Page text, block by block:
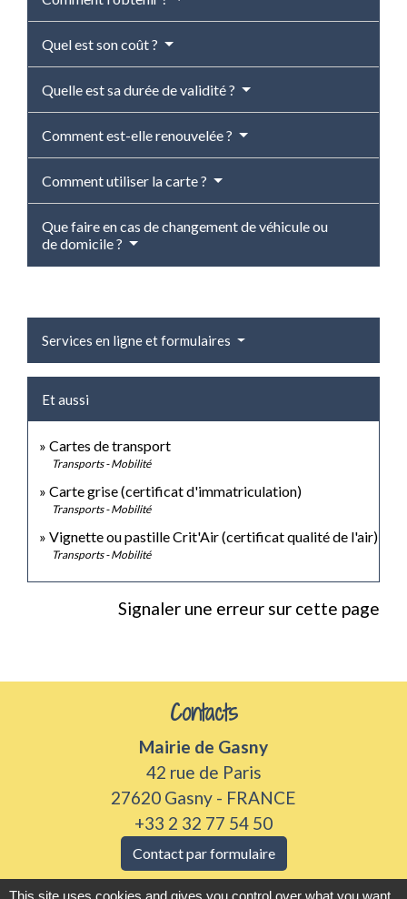
Quel est son coût ?
Quelle est sa durée de validité ?
Comment est-elle renouvelée ?
Comment utiliser la carte ?
Que faire en cas de changement de véhicule ou
de domicile ?
Services en ligne et formulaires
Et aussi
Cartes de transport
Transports - Mobilité
Carte grise (certificat d'immatriculation)
Transports - Mobilité
Vignette ou pastille Crit'Air (certificat qualité de l'air)
Transports - Mobilité
Signaler une erreur sur cette page
Contacts
Mairie de Gasny
42 rue de Paris
27620 Gasny - FRANCE
+33 2 32 77 54 50
Contact par formulaire
This site uses cookies and gives you control over what you want